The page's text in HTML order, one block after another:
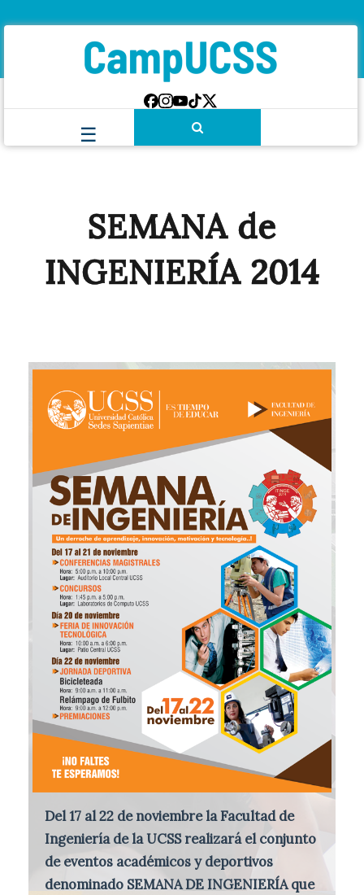
SEMANA de
INGENIERÍA 2014
Del 17 al 22 de noviembre la Facultad de
Ingeniería de la UCSS realizará el conjunto
de eventos académicos y deportivos
denominado SEMANA DE INGENIERÍA que